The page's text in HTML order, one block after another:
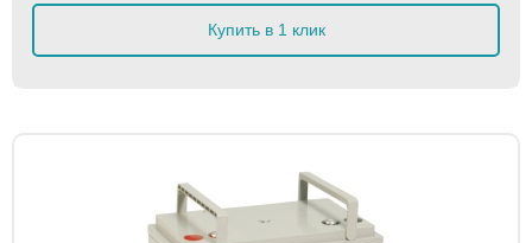
Купить в 1 клик